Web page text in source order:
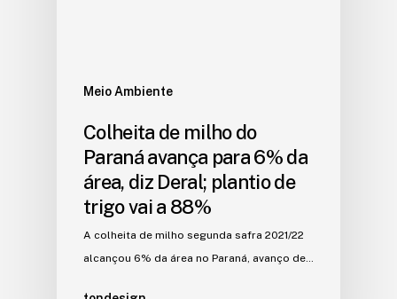
Meio Ambiente
Colheita de milho do
Paraná avança para 6% da
área, diz Deral; plantio de
trigo vai a 88%
A colheita de milho segunda safra 2021/22
alcançou 6% da área no Paraná, avanço de…